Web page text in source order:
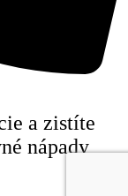
a zistíte
nápady